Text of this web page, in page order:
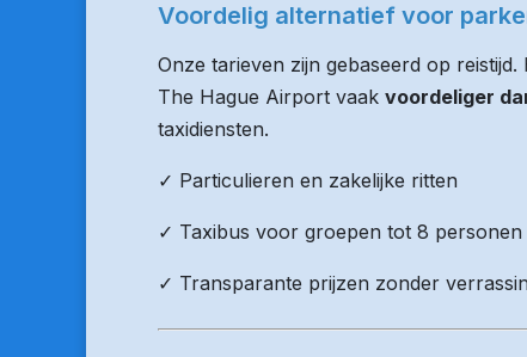
Voordelig alternatief voor
Onze tarieven zijn gebaseerd op
The Hague Airport vaak voordeliger
taxidiensten.
✓ Particulieren en zakelijke ritten
✓ Taxibus voor groepen tot 8 personen
✓ Transparante prijzen zonder